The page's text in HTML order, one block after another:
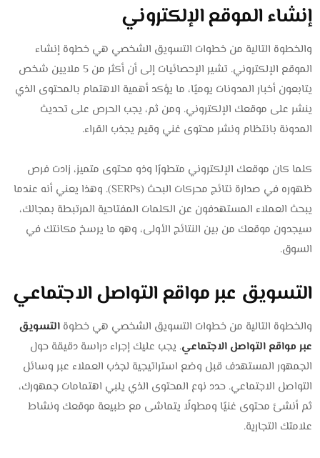
إنشاء الموقع الإلكتروني
والخطوة التالية من خطوات التسويق الشخصي هي خطوة إنشاء
الموقع الإلكتروني. تشير الإحصائيات إلى أن أكثر من 5 ملايين شخص
يتابعون أخبار المدونات يوميًا، ما يؤكد أهمية الاهتمام بالمحتوى الذي
ينشر على موقعك الإلكتروني. ومن ثم، يجب الحرص على تحديث
المدونة بانتظام ونشر محتوى غني وقيم يجذب القراء.
كلما كان موقعك الإلكتروني متطورًا وذو محتوى متميز، زادت فرص
ظهوره في صدارة نتائج محركات البحث (SERPs). وهذا يعني أنه عندما
يبحث العملاء المستهدفون عن الكلمات المفتاحية المرتبطة بمجالك،
سيجدون موقعك من بين النتائج الأولى، وهو ما يرسخ مكانتك في
السوق.
التسويق عبر مواقع التواصل الاجتماعي
والخطوة التالية من خطوات التسويق الشخصي هي خطوةالتسويق
عبر مواقع التواصل الاجتماعي. يجب عليك إجراء دراسة دقيقة حول
الجمهور المستهدف قبل وضع استراتيجية لجذب العملاء عبر وسائل
التواصل الاجتماعي. حدد نوع المحتوى الذي يلبي اهتمامات جمهورك،
ثم أنشئ محتوى غنيًا ومطولًا يتماشى مع طبيعة موقعك ونشاط
علامتك التجارية.